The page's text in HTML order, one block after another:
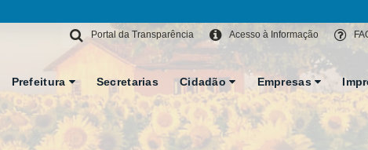
Acesso à Informação
Portal da Transparência
Prefeitura Secretarias Cidadão Empresas